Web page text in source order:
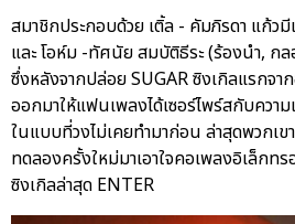
สมาชิกประกอบด้วย เติ้ล - คัมภิรดา แก้ว
และ โอห์ม -ทัศนัย สมบัติธีระ (ร้องนำ, ก
ซึ่งหลังจากปล่อย SUGAR ซิงเกิลแรกจา
ออกมาให้แฟนเพลงได้เซอร์ไพร์สกับควา
ในแบบที่วงไม่เคยทำมาก่อน ล่าสุดพวกเ
ทดลองครั้งใหม่มาเอาใจคอเพลงอิเล็กท
ซิงเกิลล่าสุด ENTER